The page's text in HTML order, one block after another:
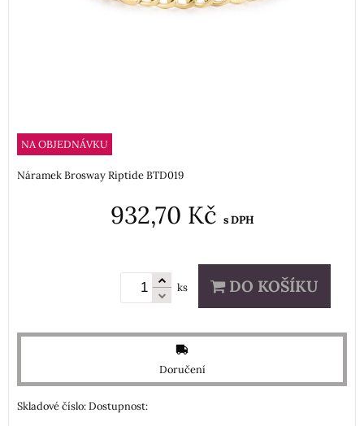
NA OBJEDNÁVKU
Náramek Brosway Riptide BTD019
932,70 Kč s DPH
ks DO KOŠÍKU
Doručení
Skladové číslo:Dostupnost: